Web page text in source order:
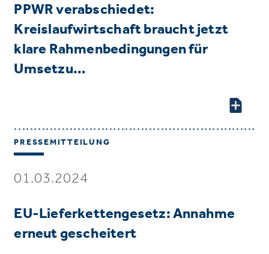
PPWR verabschiedet:
Kreislaufwirtschaft braucht jetzt
klare Rahmenbedingungen für
Umsetzu…
PRESSEMITTEILUNG
01.03.2024
EU-Lieferkettengesetz: Annahme
erneut gescheitert